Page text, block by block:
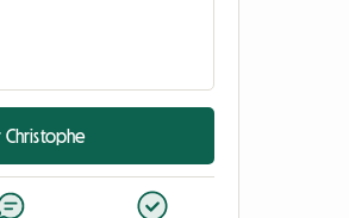
Christophe